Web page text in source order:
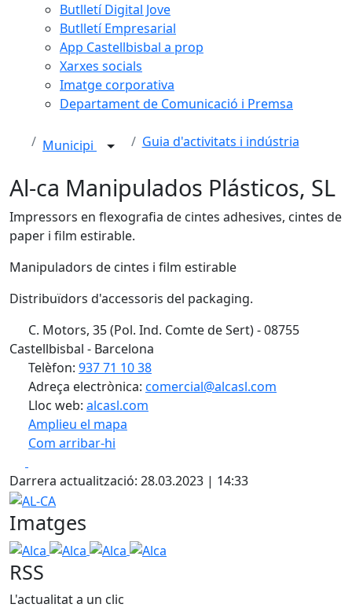
Butlletí Digital Jove
Butlletí Empresarial
App Castellbisbal a prop
Xarxes socials
Imatge corporativa
Departament de Comunicació i Premsa
Municipi Guia d'activitats i indústria
Al-ca Manipulados Plásticos, SL
Impressors en flexografia de cintes adhesives, cintes de
paper i film estirable.
Manipuladors de cintes i film estirable
Distribuïdors d'accessoris del packaging.
C. Motors, 35 (Pol. Ind. Comte de Sert) - 08755
Castellbisbal - Barcelona
Telèfon: 937 71 10 38
Adreça electrònica: comercial@alcasl.com
Lloc web: alcasl.com
Amplieu el mapa
Com arribar-hi
+
−
Darrera actualització: 28.03.2023 | 14:33
AL-CA
Imatges
Alca Alca Alca Alca
RSS
L'actualitat a un clic